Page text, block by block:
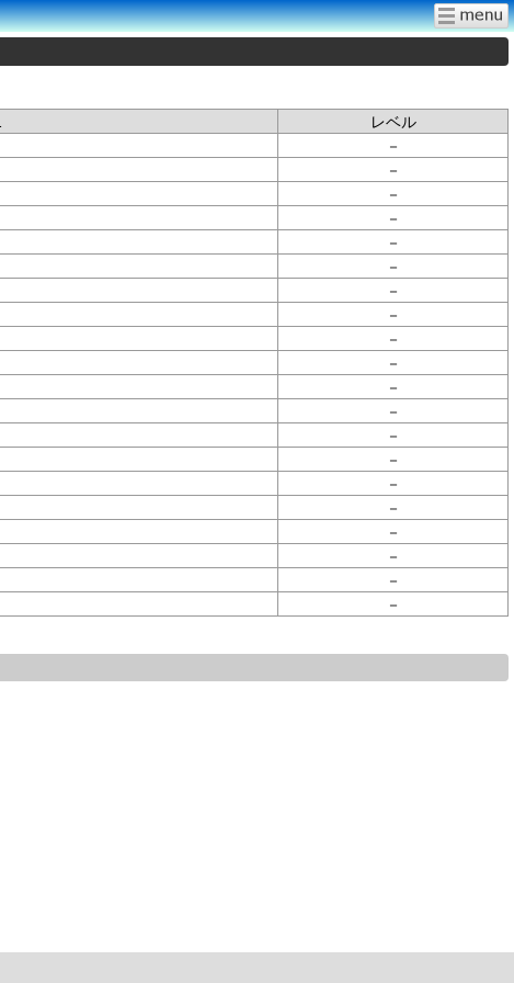
レベル
－
－
－
－
－
－
－
－
－
－
－
－
－
－
－
－
－
－
－
－